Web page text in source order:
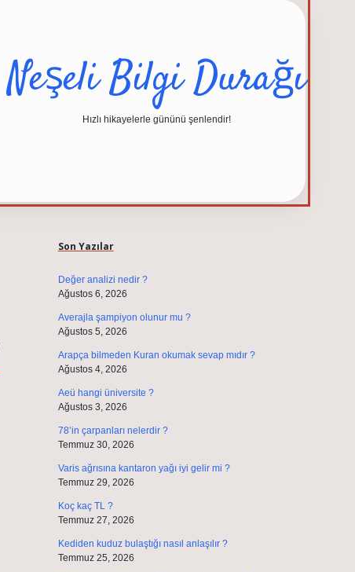
Neşeli Bilgi Durağı
Hızlı hikayelerle gününü şenlendir!
Son Yazılar
Değer analizi nedir ?
Ağustos 6, 2026
Averajla şampiyon olunur mu ?
Ağustos 5, 2026
Arapça bilmeden Kuran okumak sevap mıdır ?
Ağustos 4, 2026
Aeü hangi üniversite ?
Ağustos 3, 2026
78’in çarpanları nelerdir ?
Temmuz 30, 2026
Varis ağrısına kantaron yağı iyi gelir mi ?
Temmuz 29, 2026
Koç kaç TL ?
Temmuz 27, 2026
Kediden kuduz bulaştığı nasıl anlaşılır ?
Temmuz 25, 2026